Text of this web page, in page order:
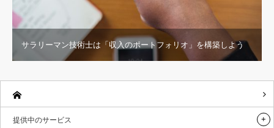
サラリーマン技術士は「収入のポートフォリオ」を構築しよう
提供中のサービス